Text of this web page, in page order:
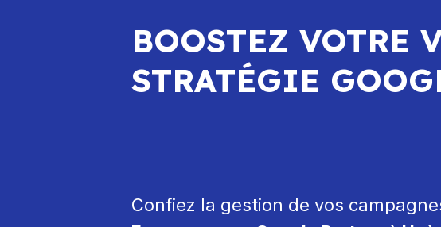
BOOSTEZ
STRATÉGIE
Confiez la gestion de vos